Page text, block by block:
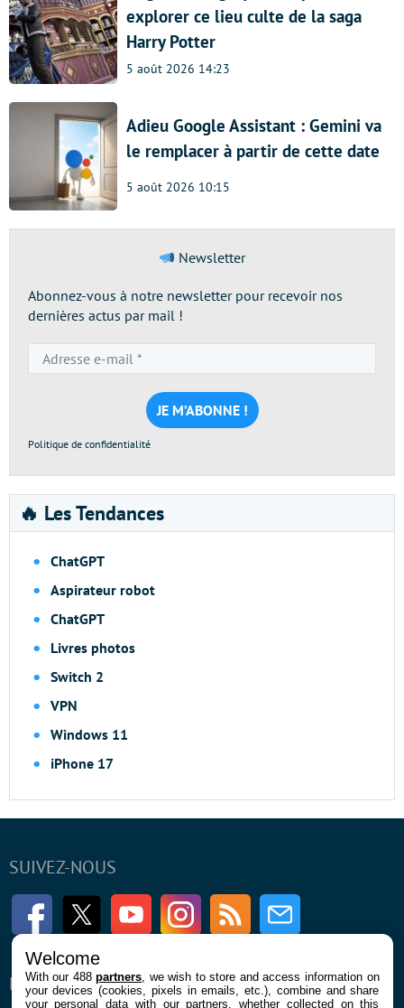
explorer ce lieu culte de la saga
Harry Potter
5 août 2026 14:23
Adieu Google Assistant : Gemini va
le remplacer à partir de cette date
5 août 2026 10:15
Newsletter
Abonnez-vous à notre newsletter pour recevoir nos
dernières actus par mail !
e-
mail
*
Politique de confidentialité
🔥 Les Tendances
ChatGPT
Aspirateur robot
ChatGPT
Livres photos
Switch 2
VPN
Windows 11
iPhone 17
SUIVEZ-NOUS
FacebookTwitter Youtube InstagramRSS Newsletter
ENTREPRISE À PROPOS
Welcome
With our 488partners , we wish to store and access information on
your devices (cookies, pixels in emails, etc.), combine and share
your personal data with our partners, whether collected on this